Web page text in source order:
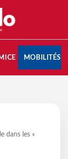
MOBILITÉS
dans les «